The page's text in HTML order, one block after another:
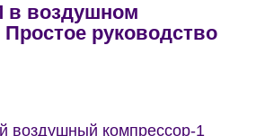
в воздушном
руководство